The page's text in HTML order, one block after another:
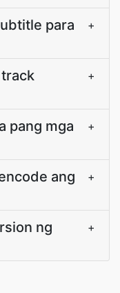
para
+
+
pang mga
+
ang
+
ng
+